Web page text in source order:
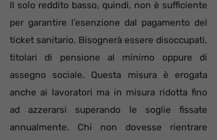
Il solo reddito basso, quindi, non è sufficiente
per garantire l’esenzione dal pagamento del
ticket sanitario. Bisognerà essere disoccupati,
titolari di pensione al minimo oppure di
assegno sociale. Questa misura è erogata
anche ai lavoratori ma in misura ridotta fino
ad azzerarsi superando le soglie fissate
annualmente. Chi non dovesse rientrare